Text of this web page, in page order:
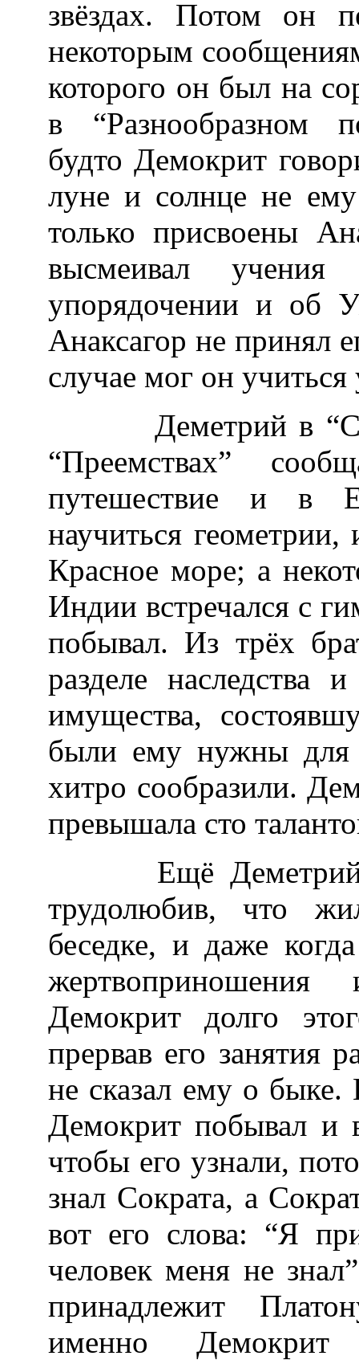
звёздах. Потом он
некоторым
которого он был на
в “Разнообразном
будто Демокрит
луне и солнце не
только присвоены
высмеивал
упорядочении и об
Анаксагор не принял
случае мог он учиться
Деметрий в
“Преемствах”
путешествие и в
научиться
Красное море; а
Индии встречался с
побывал. Из трёх
разделе
имущества,
были ему нужны для
хитро сообразили.
превышала сто
Ещё Деметрий
трудолюбив, что
беседке, и даже
Демокрит долго
прервав его занятия
не сказал ему о быке.
Демокрит побывал и
чтобы его узнали,
знал Сократа, а
вот его слова: “Я
человек меня не
принадлежит
именно